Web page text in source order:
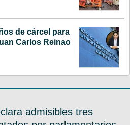
de cárcel para
Carlos Reinao
admisibles tres